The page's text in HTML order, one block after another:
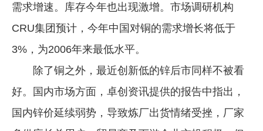
需求增速。库存今年也出现激增。市场调研机构
CRU集团预计，今年中国对铜的需求增长将低于
3%，为2006年来最低水平。
除了铜之外，最近创新低的锌后市同样不被看
好。国内市场方面，卓创资讯提供的报告中指出，
国内锌价延续弱势，导致炼厂出货情绪受挫，厂家